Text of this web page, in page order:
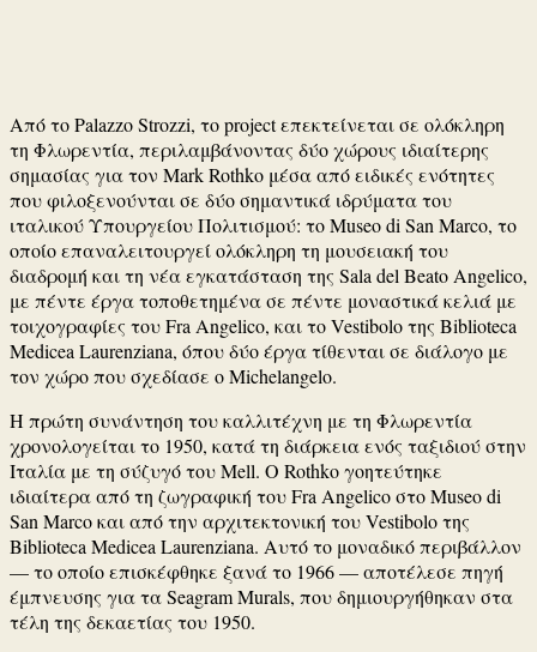
Από τοPalazzo Strozzi, το project επεκτείνεται σε ολόκληρη
τη Φλωρεντία, περιλαμβάνοντας δύο χώρους ιδιαίτερης
σημασίας για τον Mark Rothko μέσα από ειδικές ενότητες
που φιλοξενούνται σε δύο σημαντικά ιδρύματα του
ιταλικού Υπουργείου Πολιτισμού: τοMuseo di San Marco, το
οποίο επαναλειτουργεί ολόκληρη τη μουσειακή του
διαδρομή και τη νέα εγκατάσταση της Sala del Beato Angelico,
με πέντε έργα τοποθετημένα σε πέντε μοναστικά κελιά με
τοιχογραφίες τουFra Angelico, και το Vestibolo της Biblioteca
Medicea Laurenziana, όπου δύο έργα τίθενται σε διάλογο με
τον χώρο που σχεδίασε οMichelangelo.
Η πρώτη συνάντηση του καλλιτέχνη με τη Φλωρεντία
χρονολογείται το 1950, κατά τη διάρκεια ενός ταξιδιού στην
Ιταλία με τη σύζυγό του Mell. Ο Rothko γοητεύτηκε
ιδιαίτερα από τη ζωγραφική του Fra Angelico στο Museo di
San Marco και από την αρχιτεκτονική του Vestibolo της
Biblioteca Medicea Laurenziana. Αυτό το μοναδικό περιβάλλον
— το οποίο επισκέφθηκε ξανά το 1966 — αποτέλεσε πηγή
έμπνευσης για ταSeagram Murals, που δημιουργήθηκαν στα
τέλη της δεκαετίας του 1950.